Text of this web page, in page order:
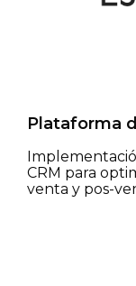
Plataforma
CRM para
venta y pos-